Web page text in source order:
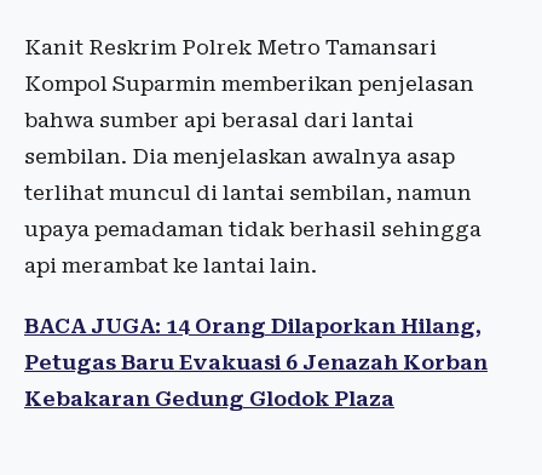
Kanit Reskrim Polrek Metro Tamansari
Kompol Suparmin memberikan penjelasan
bahwa sumber api berasal dari lantai
sembilan. Dia menjelaskan awalnya asap
terlihat muncul di lantai sembilan, namun
upaya pemadaman tidak berhasil sehingga
api merambat ke lantai lain.
BACA JUGA: 14 Orang Dilaporkan Hilang,
Petugas Baru Evakuasi 6 Jenazah Korban
Kebakaran Gedung Glodok Plaza